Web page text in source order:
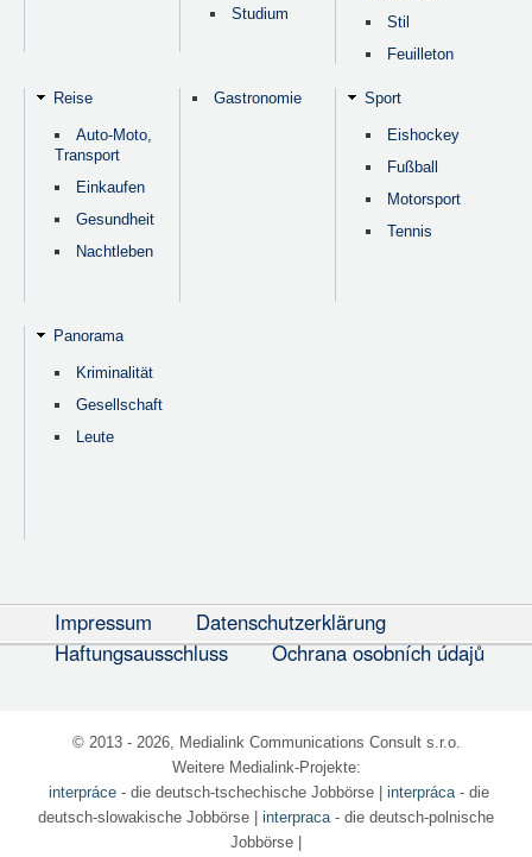
Studium
Stil
Feuilleton
Reise
Auto-Moto,
Transport
Einkaufen
Gesundheit
Nachtleben
Gastronomie Sport
Eishockey
Fußball
Motorsport
Tennis
Panorama
Kriminalität
Gesellschaft
Leute
Impressum
Datenschutzerklärung
Haftungsausschluss
Ochrana osobních údajů
© 2013 - 2026, Medialink Communications Consult s.r.o.
Weitere Medialink-Projekte:
interpráce- die deutsch-tschechische Jobbörse| interpráca- die
deutsch-slowakische Jobbörse | interpraca - die deutsch-polnische
Jobbörse |